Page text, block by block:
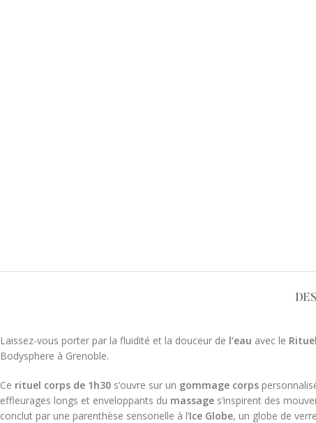
Laissez-vous porter par la fluidité et la douceur de l’eau avec le
Bodysphere à Grenoble.
Ce rituel corps de 1h30 s’ouvre sur un gommage corps
effleurages longs et enveloppants du massage s’inspirent des
conclut par une parenthèse sensorielle à l’Ice Globe, un globe de